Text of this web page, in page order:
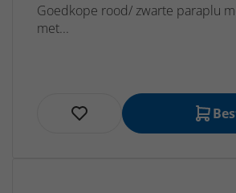
Goedkope rood/ zwarte paraplu
met...